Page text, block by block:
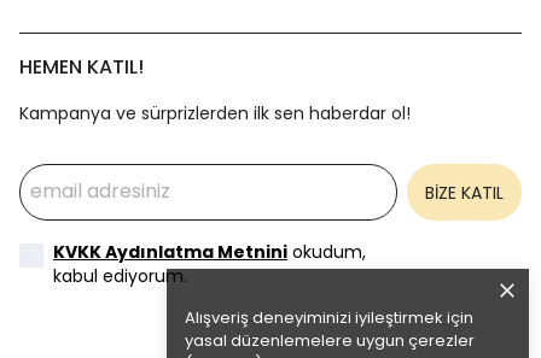
Alışveriş deneyiminizi iyileştirmek için
yasal düzenlemelere uygun çerezler
HEMEN KATIL!
Kampanya ve sürprizlerden ilk sen haberdar ol!
BİZE KATIL
KVKK Aydınlatma Metnini okudum,
kabul ediyorum.